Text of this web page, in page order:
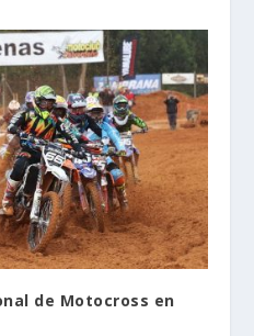
de Motocross en